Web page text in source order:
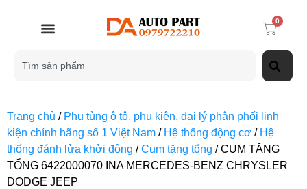
0
Trang chủ / Phụ tùng ô tô, phụ kiện, đại lý phân phối linh
kiện chính hãng số 1 Việt Nam / Hệ thống động cơ / Hệ
thống đánh lửa khởi động /Cụm tăng tổng / CỤM TĂNG
TỔNG 6422000070 INA MERCEDES-BENZ CHRYSLER
DODGE JEEP